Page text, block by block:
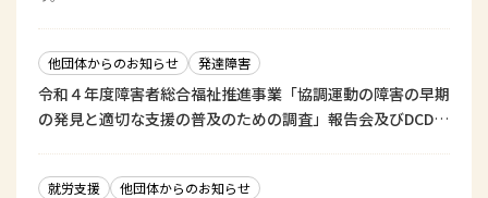
他団体からのお知らせ 発達障害
令和４年度障害者総合福祉推進事業「協調運動の障害の早期
の発見と適切な支援の普及のための調査」報告会及びDCD支
就労支援 他団体からのお知らせ